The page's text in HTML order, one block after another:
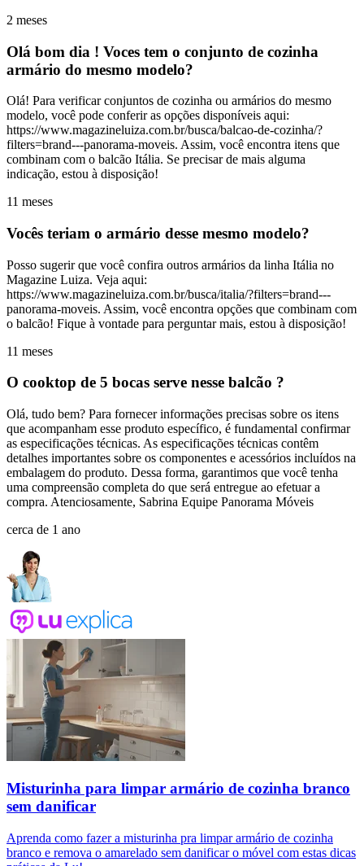
2 meses
Olá bom dia ! Voces tem o conjunto de cozinha
armário do mesmo modelo?
Olá! Para verificar conjuntos de cozinha ou armários do mesmo
modelo, você pode conferir as opções disponíveis aqui:
https://www.magazineluiza.com.br/busca/balcao-de-cozinha/?
filters=brand---panorama-moveis. Assim, você encontra itens que
combinam com o balcão Itália. Se precisar de mais alguma
indicação, estou à disposição!
11 meses
Vocês teriam o armário desse mesmo modelo?
Posso sugerir que você confira outros armários da linha Itália no
Magazine Luiza. Veja aqui:
https://www.magazineluiza.com.br/busca/italia/?filters=brand---
panorama-moveis. Assim, você encontra opções que combinam com
o balcão! Fique à vontade para perguntar mais, estou à disposição!
11 meses
O cooktop de 5 bocas serve nesse balcão ?
Olá, tudo bem? Para fornecer informações precisas sobre os itens
que acompanham esse produto específico, é fundamental confirmar
as especificações técnicas. As especificações técnicas contêm
detalhes importantes sobre os componentes e acessórios incluídos na
embalagem do produto. Dessa forma, garantimos que você tenha
uma compreensão completa do que será entregue ao efetuar a
compra. Atenciosamente, Sabrina Equipe Panorama Móveis
cerca de 1 ano
Misturinha para limpar armário de cozinha branco
sem danificar
Aprenda como fazer a misturinha pra limpar armário de cozinha
branco e remova o amarelado sem danificar o móvel com estas dicas